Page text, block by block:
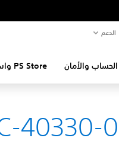
الدعم
الحساب والأمان PS Store واسترداد الأموال
40330-0